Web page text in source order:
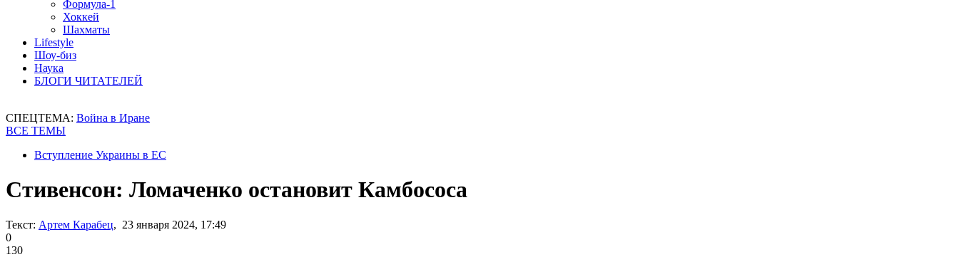
Формула-1
Хоккей
Шахматы
Lifestyle
Шоу-биз
Наука
БЛОГИ ЧИТАТЕЛЕЙ
СПЕЦТЕМА: Война в Иране
ВСЕ ТЕМЫ
Вступление Украины в ЕС
Стивенсон: Ломаченко остановит Камбососа
Текст: Артем Карабец, 23 января 2024, 17:49
0
130